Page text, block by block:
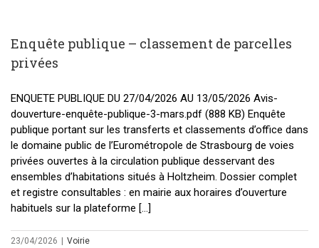
Enquête publique – classement de parcelles
privées
ENQUETE PUBLIQUE DU 27/04/2026 AU 13/05/2026 Avis-
douverture-enquête-publique-3-mars.pdf (888 KB) Enquête
publique portant sur les transferts et classements d’office dans
le domaine public de l’Eurométropole de Strasbourg de voies
privées ouvertes à la circulation publique desservant des
ensembles d’habitations situés à Holtzheim. Dossier complet
et registre consultables : en mairie aux horaires d’ouverture
habituels sur la plateforme [...]
23/04/2026
Voirie